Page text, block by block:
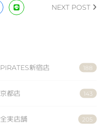
NEXT POST
PIRATES新宿店 188
京都店 143
全実店舗 205